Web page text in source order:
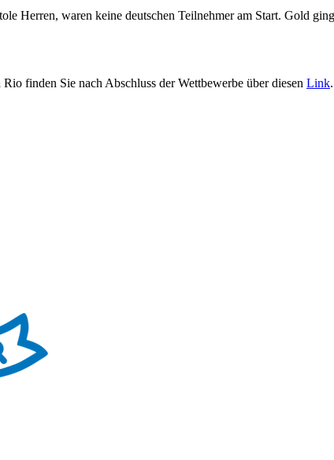
Herren, waren keine deutschen Teilnehmer am Start. Gold
finden Sie nach Abschluss der Wettbewerbe über diesen Link.